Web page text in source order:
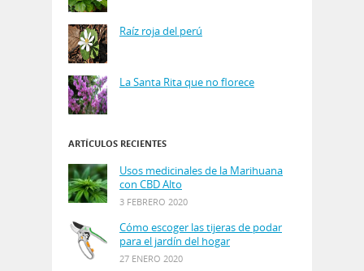
Raíz roja del perú
La Santa Rita que no florece
ARTÍCULOS RECIENTES
Usos medicinales de la Marihuana
con CBD Alto
3 FEBRERO 2020
Cómo escoger las tijeras de podar
para el jardín del hogar
27 ENERO 2020